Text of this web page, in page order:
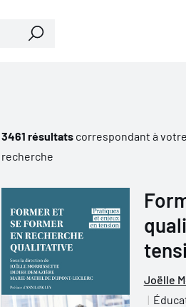
3461 résultatscorrespondant à votre
recherche
Joëlle